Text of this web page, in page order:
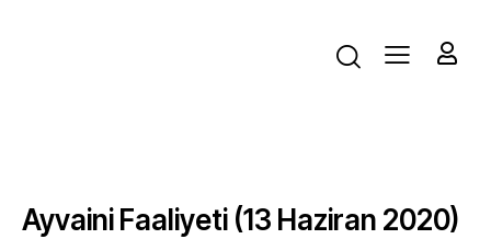
Ayvaini Faaliyeti (13 Haziran 2020)